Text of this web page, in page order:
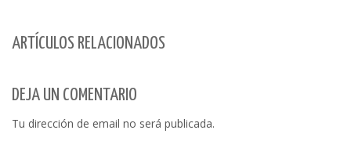
ARTÍCULOS RELACIONADOS
DEJA UN COMENTARIO
Tu dirección de email no será publicada.